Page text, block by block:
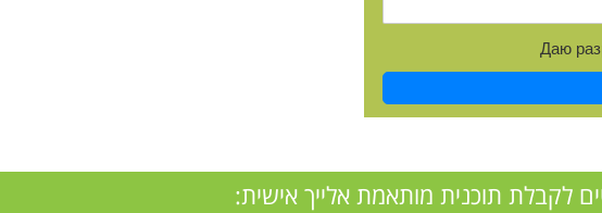
Даю
לקבלת תוכנית מותאמת אלייך אישית: